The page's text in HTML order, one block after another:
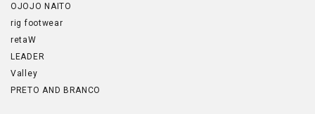
OJOJO NAITO
rig footwear
retaW
LEADER
Valley
PRETO AND BRANCO